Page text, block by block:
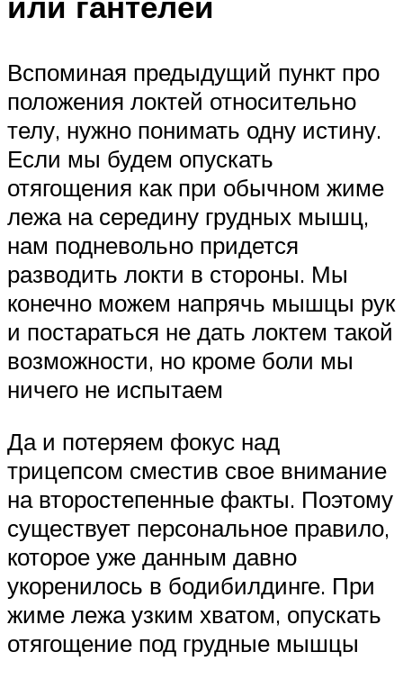
Вспоминая предыдущий пункт про
положения локтей относительно
телу, нужно понимать одну истину.
Если мы будем опускать
отягощения как при обычном жиме
лежа на середину грудных мышц,
нам подневольно придется
разводить локти в стороны. Мы
конечно можем напрячь мышцы рук
и постараться не дать локтем такой
возможности, но кроме боли мы
ничего не испытаем
Да и потеряем фокус над
трицепсом сместив свое внимание
на второстепенные факты. Поэтому
существует персональное правило,
которое уже данным давно
укоренилось в бодибилдинге. При
жиме лежа узким хватом, опускать
отягощение под грудные мышцы